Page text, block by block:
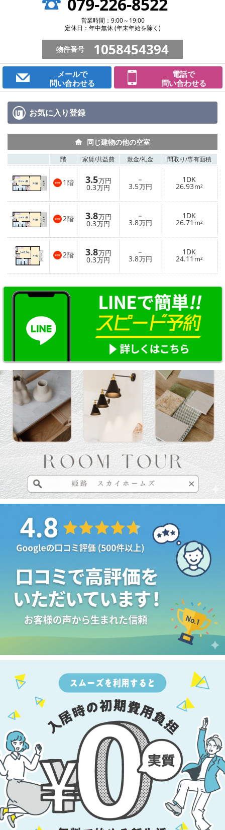
営業時間：9:00～19:00
定休日：年中無休 (年末年始を除く)
物件番号 1058454394
メールで
問い合わせる
電話で
問い合わせる
お気に入り登録
同じ建物の他の空室
階 家賃/共益費 敷金/礼金 間取り/専有面積
1 階 3.5万円
0.3万円
－
3.5万円
1DK
26.93m²
2階 3.8万円
0.3万円
－
3.8万円
1DK
26.71 m²
2階 3.8万円
0.3万円
－
3.8万円
1DK
24.11 m²